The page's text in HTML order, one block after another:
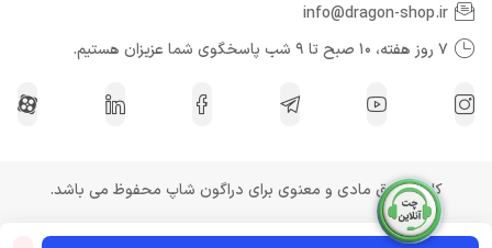
info@dragon-shop.ir
7 روز هفته، 10 صبح تا 9 شب پاسخگوی شما عزیزان هستیم.
کلیه حقوق مادی و معنوی برای دراگون شاپ محفوظ می باشد.